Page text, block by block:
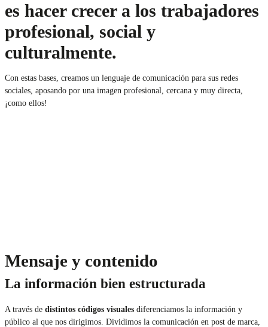
es hacer crecer a los trabajadores
profesional, social y
culturalmente.
Con estas bases, creamos un lenguaje de comunicación para sus redes
sociales, aposando por una imagen profesional, cercana y muy directa,
¡como ellos!
Mensaje y contenido
La información bien estructurada
A través de distintos códigos visuales diferenciamos la información y
público al que nos dirigimos. Dividimos la comunicación en post de marca,